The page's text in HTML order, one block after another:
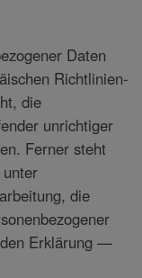
Daten
Richtlinien-
die
unrichtiger
Ferner steht
die
Erklärung —